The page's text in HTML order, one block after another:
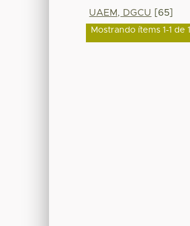
UAEM, DGCU [65]
Mostrando ítems 1-1 de 1